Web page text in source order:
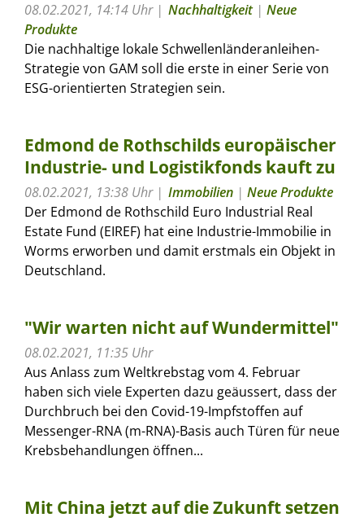
08.02.2021, 14:14 Uhr Nachhaltigkeit| Neue
Produkte
Die nachhaltige lokale Schwellenländeranleihen-
Strategie von GAM soll die erste in einer Serie von
ESG-orientierten Strategien sein.
Edmond de Rothschilds europäischer
Industrie- und Logistikfonds kauft zu
08.02.2021, 13:38 Uhr Immobilien | Neue Produkte
Der Edmond de Rothschild Euro Industrial Real
Estate Fund (EIREF) hat eine Industrie-Immobilie in
Worms erworben und damit erstmals ein Objekt in
Deutschland.
"Wir warten nicht auf Wundermittel"
08.02.2021, 11:35 Uhr
Aus Anlass zum Weltkrebstag vom 4. Februar
haben sich viele Experten dazu geäussert, dass der
Durchbruch bei den Covid-19-Impfstoffen auf
Messenger-RNA (m-RNA)-Basis auch Türen für neue
Krebsbehandlungen öffnen...
Mit China jetzt auf die Zukunft setzen